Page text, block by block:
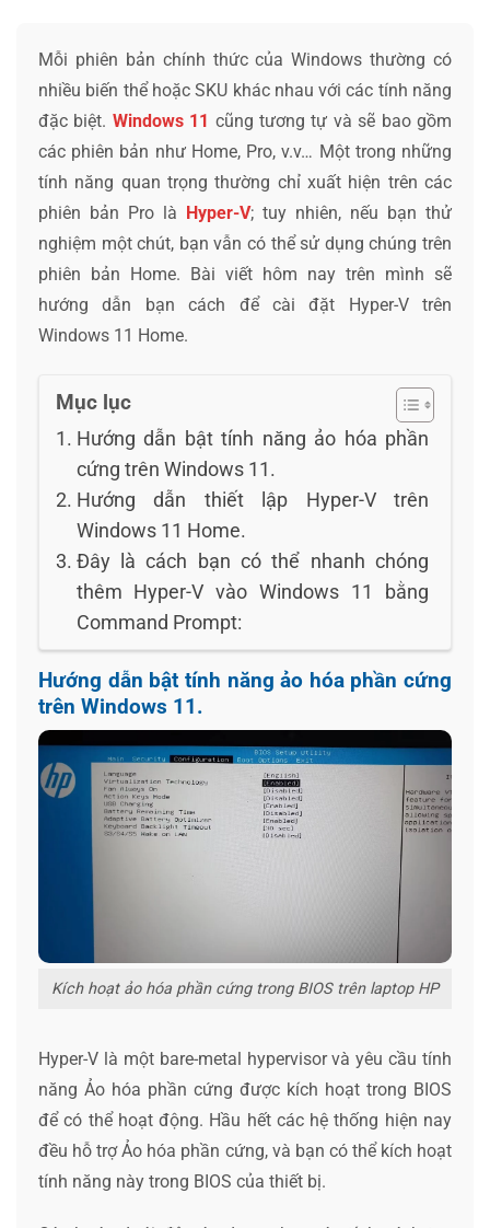
Mỗi phiên bản chính thức của Windows thường có
nhiều biến thể hoặc SKU khác nhau với các tính năng
đặc biệt. Windows 11 cũng tương tự và sẽ bao gồm
các phiên bản như Home, Pro, v.v… Một trong những
tính năng quan trọng thường chỉ xuất hiện trên các
phiên bản Pro là Hyper-V; tuy nhiên, nếu bạn thử
nghiệm một chút, bạn vẫn có thể sử dụng chúng trên
phiên bản Home. Bài viết hôm nay trên mình sẽ
hướng dẫn bạn cách để cài đặt Hyper-V trên
Windows 11 Home.
Mục lục
Hướng dẫn bật tính năng ảo hóa phần
cứng trên Windows 11.
Hướng dẫn thiết lập Hyper-V trên
Windows 11 Home.
Đây là cách bạn có thể nhanh chóng
thêm Hyper-V vào Windows 11 bằng
Command Prompt:
Hướng dẫn bật tính năng ảo hóa phần cứng
trên Windows 11.
Kích hoạt ảo hóa phần cứng trong BIOS trên laptop HP
Hyper-V là một bare-metal hypervisor và yêu cầu tính
năng Ảo hóa phần cứng được kích hoạt trong BIOS
để có thể hoạt động. Hầu hết các hệ thống hiện nay
đều hỗ trợ Ảo hóa phần cứng, và bạn có thể kích hoạt
tính năng này trong BIOS của thiết bị.